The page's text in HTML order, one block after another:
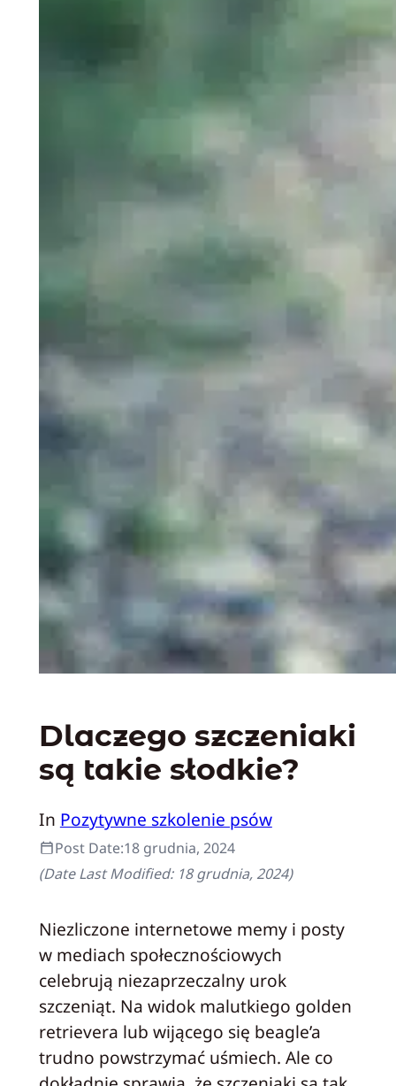
Dlaczego szczeniaki
są takie słodkie?
In Pozytywne szkolenie psów
Post Date:18 grudnia, 2024
(Date Last Modified: 18 grudnia, 2024)
Niezliczone internetowe memy i posty
w mediach społecznościowych
celebrują niezaprzeczalny urok
szczeniąt. Na widok malutkiego golden
retrievera lub wijącego się beagle’a
trudno powstrzymać uśmiech. Ale co